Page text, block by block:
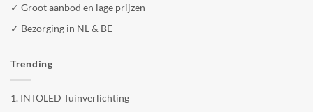
✓ Groot aanbod en lage prijzen
✓ Bezorging in NL & BE
Trending
1. INTOLED Tuinverlichting